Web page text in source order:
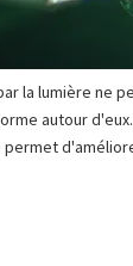
la lumière ne
autour